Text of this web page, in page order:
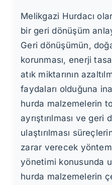
Melikgazi Hurdacı
bir geri dönüşüm
Geri dönüşümün,
korunması, enerji
atık miktarının
faydaları olduğuna
hurda malzemelerin
ayrıştırılması ve
ulaştırılması
zarar verecek
yönetimi konusunda
hurda malzemelerin